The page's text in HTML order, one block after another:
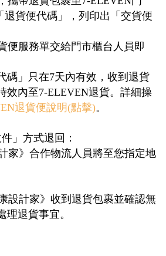
退貨便代碼」，列印出「交貨便
便服務單交給門市櫃台人員即
碼」只在7天內有效，收到退貨
效內至7-ELEVEN退貨。詳細操
退貨便說明(點擊)。
」方式退回：
家》合作物流人員將至您指定地
設計家》收到退貨包裹並確認無
理退貨事宜。